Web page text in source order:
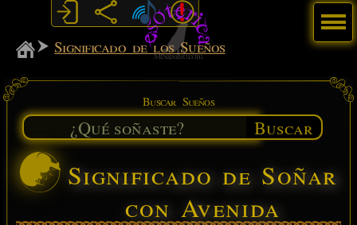
MiSabueso
Significado de los Sueños
Buscar Sueños
Buscar
Significado de Soñar
con Avenida
Menú